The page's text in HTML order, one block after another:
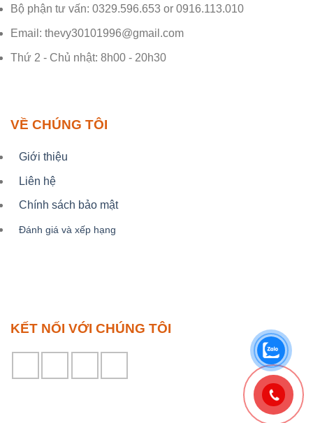
Bộ phận tư vấn: 0329.596.653 or 0916.113.010
Email: thevy30101996@gmail.com
Thứ 2 - Chủ nhật: 8h00 - 20h30
VỀ CHÚNG TÔI
Giới thiệu
Liên hệ
Chính sách bảo mật
Đánh giá và xếp hạng
KẾT NỐI VỚI CHÚNG TÔI